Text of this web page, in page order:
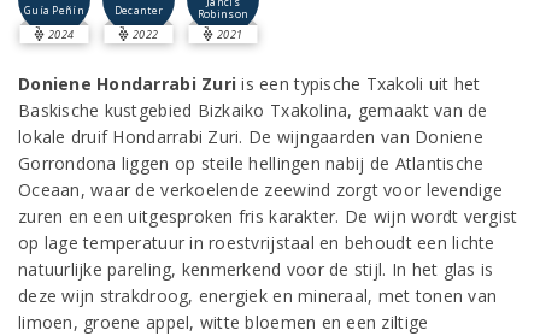
Guía Peñín
2024
Decanter
2022
Robinson
2021
Doniene Hondarrabi Zuri is een typische Txakoli uit het
Baskische kustgebied Bizkaiko Txakolina, gemaakt van de
lokale druif Hondarrabi Zuri. De wijngaarden van Doniene
Gorrondona liggen op steile hellingen nabij de Atlantische
Oceaan, waar de verkoelende zeewind zorgt voor levendige
zuren en een uitgesproken fris karakter. De wijn wordt vergist
op lage temperatuur in roestvrijstaal en behoudt een lichte
natuurlijke pareling, kenmerkend voor de stijl. In het glas is
deze wijn strakdroog, energiek en mineraal, met tonen van
limoen, groene appel, witte bloemen en een ziltige